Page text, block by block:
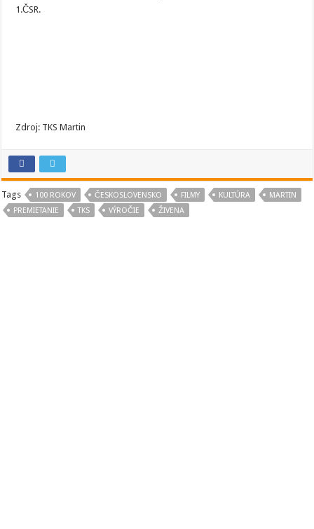
1.ČSR.
Zdroj: TKS Martin
Tags 100 ROKOV ČESKOSLOVENSKO FILMY KULTÚRA
MARTIN
PREMIETANIE
TKS VÝROČIE ŽIVENA